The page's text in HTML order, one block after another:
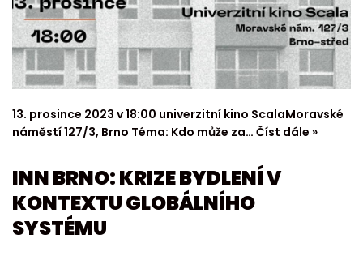
13. prosince 2023 v 18:00 univerzitní kino ScalaMoravské
náměstí 127/3, Brno Téma: Kdo může za… Číst dále »
INN BRNO: KRIZE BYDLENÍ V
KONTEXTU GLOBÁLNÍHO
SYSTÉMU